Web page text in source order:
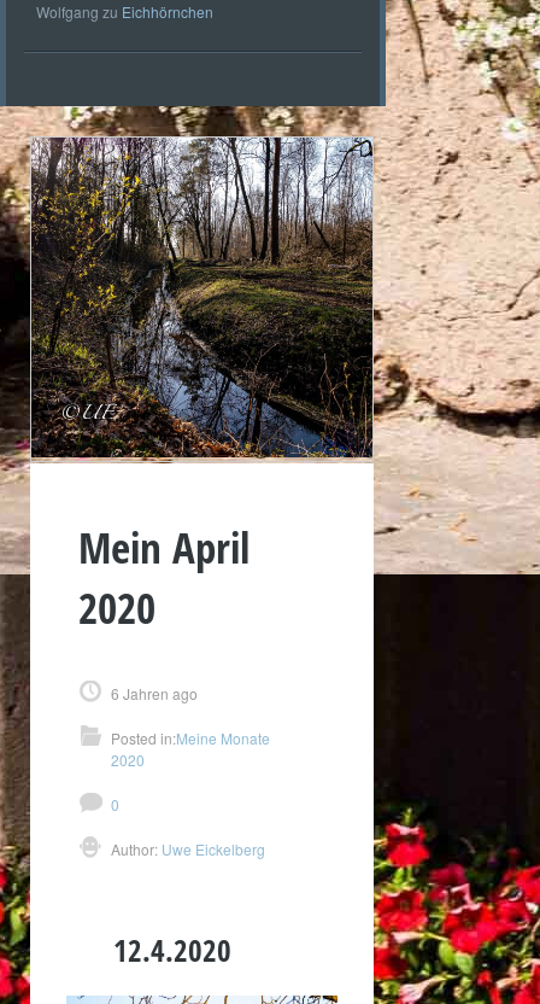
Wolfgang zu Eichhörnchen
Mein April
2020
6 Jahren ago
Posted in:Meine Monate
2020
0
Author: Uwe Eickelberg
12.4.2020